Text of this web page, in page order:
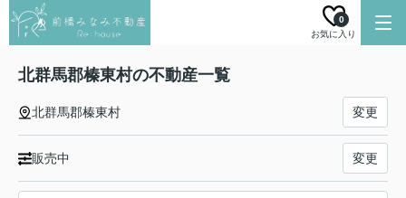
お気に入り
0
北群馬郡榛東村の不動産一覧
北群馬郡榛東村 変更
販売中 変更